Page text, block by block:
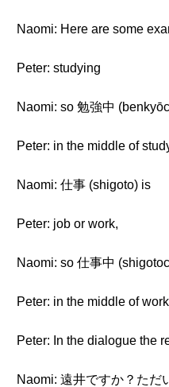
Naomi: Here are some
Peter: studying
Naomi: so 勉強中
Peter: in the middle of
Naomi: 仕事 (shigoto) is
Peter: job or work,
Naomi: so 仕事中
Peter: in the middle of
Peter: In the dialogue the
Naomi: 遠井ですか？ただ